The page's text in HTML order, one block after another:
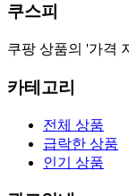
쿠스피
쿠팡 상품의 '가격
카테고리
전체 상품
급락한 상품
인기 상품